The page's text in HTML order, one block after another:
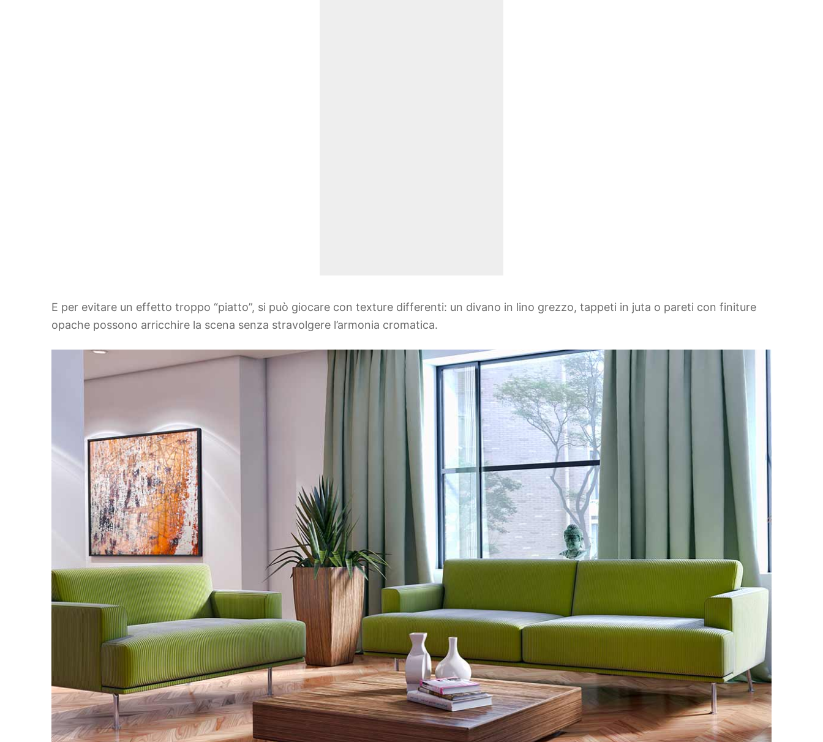
E per evitare un effetto troppo “piatto”, si può giocare con texture differenti: un divano in lino grezzo, tappeti in juta o pareti con finiture
opache possono arricchire la scena senza stravolgere l’armonia cromatica.